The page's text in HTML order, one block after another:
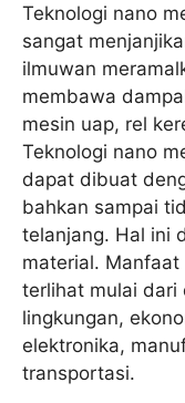
Teknologi nano
sangat
ilmuwan
membawa
mesin uap, rel
Teknologi nano
dapat dibuat
bahkan sampai
telanjang. Hal ini
material.
terlihat mulai dari
lingkungan,
elektronika,
transportasi.